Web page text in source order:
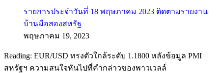
รายการประจำวันที่ 18 พฤษภาคม 2023 ติดตามรายงาน
บ้านมือสองสหรัฐ
พฤษภาคม 19, 2023
Reading: EUR/USD ทรงตัวใกล้ระดับ 1.1800 หลังข้อมูล PMI
สหรัฐฯ ความสนใจหันไปที่คำกล่าวของพาวเวลล์